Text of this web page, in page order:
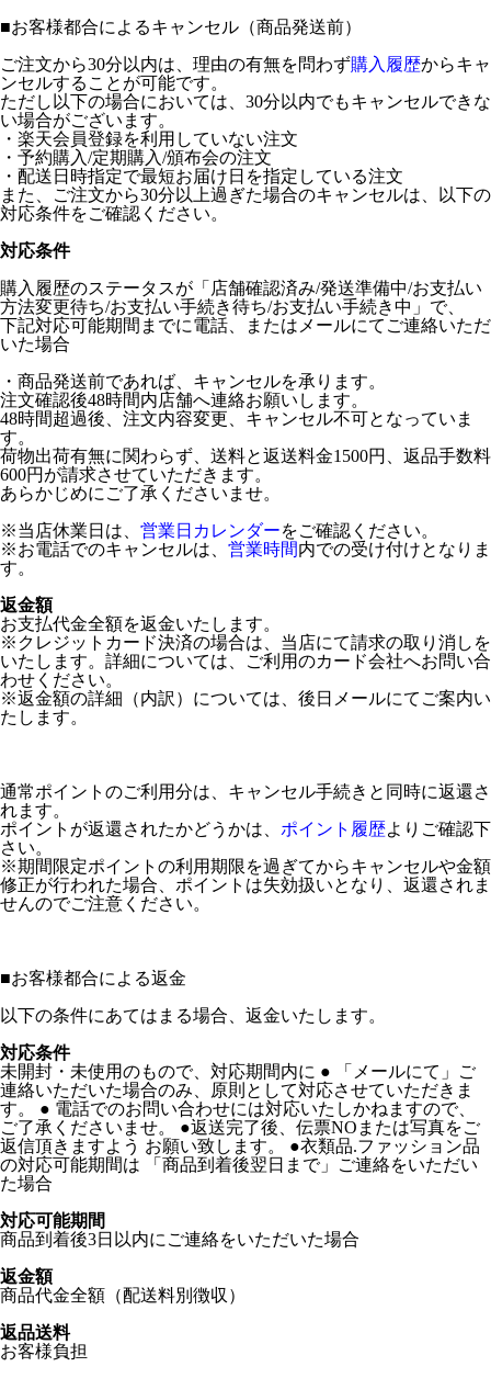
■お客様都合によるキャンセル（商品発送前）
ご注文から30分以内は、理由の有無を問わず購入履歴からキャ
ンセルすることが可能です。
ただし以下の場合においては、30分以内でもキャンセルできな
い場合がございます。
・楽天会員登録を利用していない注文
・予約購入/定期購入/頒布会の注文
・配送日時指定で最短お届け日を指定している注文
また、ご注文から30分以上過ぎた場合のキャンセルは、以下の
対応条件をご確認ください。
対応条件
購入履歴のステータスが「店舗確認済み/発送準備中/お支払い
方法変更待ち/お支払い手続き待ち/お支払い手続き中」で、
下記対応可能期間までに電話、またはメールにてご連絡いただ
いた場合
・商品発送前であれば、キャンセルを承ります。
注文確認後48時間内店舗へ連絡お願いします。
48時間超過後、注文内容変更、キャンセル不可となっていま
す。
荷物出荷有無に関わらず、送料と返送料金1500円、返品手数料
600円が請求させていただきます。
あらかじめにご了承くださいませ。
※当店休業日は、 営業日カレンダーをご確認ください。
※お電話でのキャンセルは、 営業時間内での受け付けとなりま
す。
返金額
お支払代金全額を返金いたします。
※クレジットカード決済の場合は、当店にて請求の取り消しを
いたします。詳細については、ご利用のカード会社へお問い合
わせください。
※返金額の詳細（内訳）については、後日メールにてご案内い
たします。
通常ポイントのご利用分は、キャンセル手続きと同時に返還さ
れます。
ポイントが返還されたかどうかは、 ポイント履歴よりご確認下
さい。
※期間限定ポイントの利用期限を過ぎてからキャンセルや金額
修正が行われた場合、ポイントは失効扱いとなり、返還されま
せんのでご注意ください。
■お客様都合による返金
以下の条件にあてはまる場合、返金いたします。
対応条件
未開封・未使用のもので、対応期間内に ● 「メールにて」ご
連絡いただいた場合のみ、原則として対応させていただきま
す。 ● 電話でのお問い合わせには対応いたしかねますので、
ご了承くださいませ。 ●返送完了後、伝票NOまたは写真をご
返信頂きますよう お願い致します。 ●衣類品.ファッション品
の対応可能期間は 「商品到着後翌日まで」ご連絡をいただい
た場合
対応可能期間
商品到着後3日以内にご連絡をいただいた場合
返金額
商品代金全額（配送料別徴収）
返品送料
お客様負担